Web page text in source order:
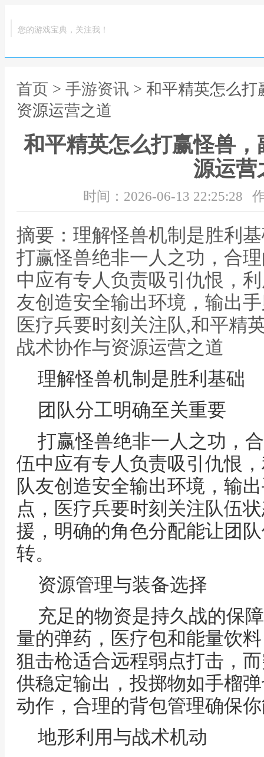
您的游戏宝典，关注我！
首页 > 手游资讯 > 和平精英怎么
资源运营之道
和平精英怎么打赢怪兽
源运营
时间：2026-06-13 22:25:28
摘要：理解怪兽机制是胜利
打赢怪兽绝非一人之功，合
中应有专人负责吸引仇恨，
友创造安全输出环境，输出
医疗兵要时刻关注队,和平精
战术协作与资源运营之道
理解怪兽机制是胜利基础
团队分工明确至关重要
打赢怪兽绝非一人之功，
伍中应有专人负责吸引仇恨
队友创造安全输出环境，输
点，医疗兵要时刻关注队伍
援，明确的角色分配能让团
转。
资源管理与装备选择
充足的物资是持久战的保
量的弹药，医疗包和能量饮
狙击枪适合远程弱点打击，
供稳定输出，投掷物如手榴
动作，合理的背包管理确保
地形利用与战术机动